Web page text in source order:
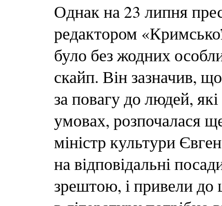
Однак на 23 липня
редактором
було без жодних
скайп. Він зазначив,
за повагу до людей,
умовах, розпочалася
міністр культури
на відповідальні
зрештою, і привели до